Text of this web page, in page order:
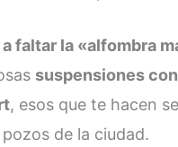
a faltar la «alfombra
suspensiones
, esos que te hacen
de la ciudad.